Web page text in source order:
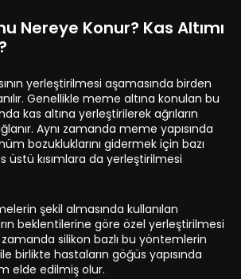
Nereye Konur? Kas Altımı
yerleştirilmesi aşamasında birden
Genellikle meme altına konulan bu
kas altına yerleştirilerek ağrıların
Aynı zamanda meme yapısında
bozukluklarını gidermek için bazı
üstü kısımlara da yerleştirilmesi
şekil almasında kullanılan
beklentilerine göre özel yerleştirilmesi
silikon bazlı bu yöntemlerin
birlikte hastaların göğüs yapısında
elde edilmiş olur.